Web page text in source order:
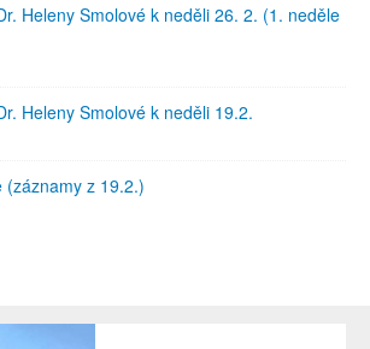
Heleny Smolové k neděli 26. 2. (1. neděle
Heleny Smolové k neděli 19.2.
z 19.2.)